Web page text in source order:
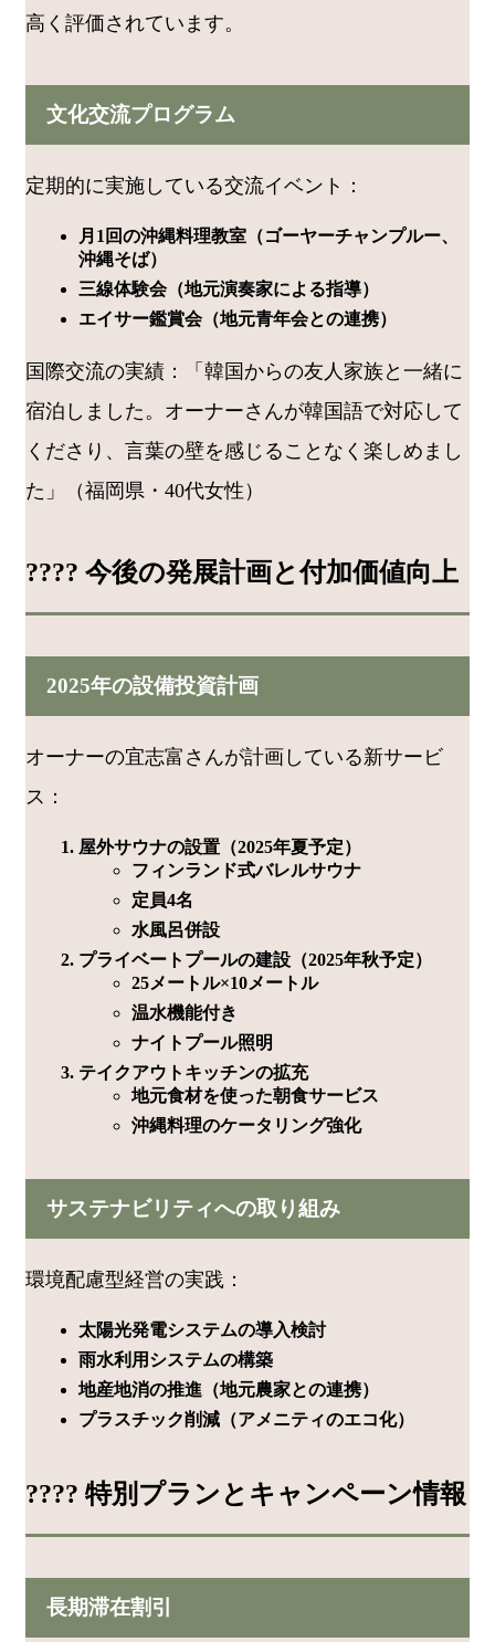
高く評価されています。
文化交流プログラム
定期的に実施している交流イベント：
月1回の沖縄料理教室（ゴーヤーチャンプルー、
沖縄そば）
三線体験会（地元演奏家による指導）
エイサー鑑賞会（地元青年会との連携）
国際交流の実績：「韓国からの友人家族と一緒に
宿泊しました。オーナーさんが韓国語で対応して
くださり、言葉の壁を感じることなく楽しめまし
た」（福岡県・40代女性）
???? 今後の発展計画と付加価値向上
2025年の設備投資計画
オーナーの宜志富さんが計画している新サービ
ス：
屋外サウナの設置（2025年夏予定）
フィンランド式バレルサウナ
定員4名
水風呂併設
プライベートプールの建設（2025年秋予定）
25メートル×10メートル
温水機能付き
ナイトプール照明
テイクアウトキッチンの拡充
地元食材を使った朝食サービス
沖縄料理のケータリング強化
サステナビリティへの取り組み
環境配慮型経営の実践：
太陽光発電システムの導入検討
雨水利用システムの構築
地産地消の推進（地元農家との連携）
プラスチック削減（アメニティのエコ化）
???? 特別プランとキャンペーン情報
長期滞在割引